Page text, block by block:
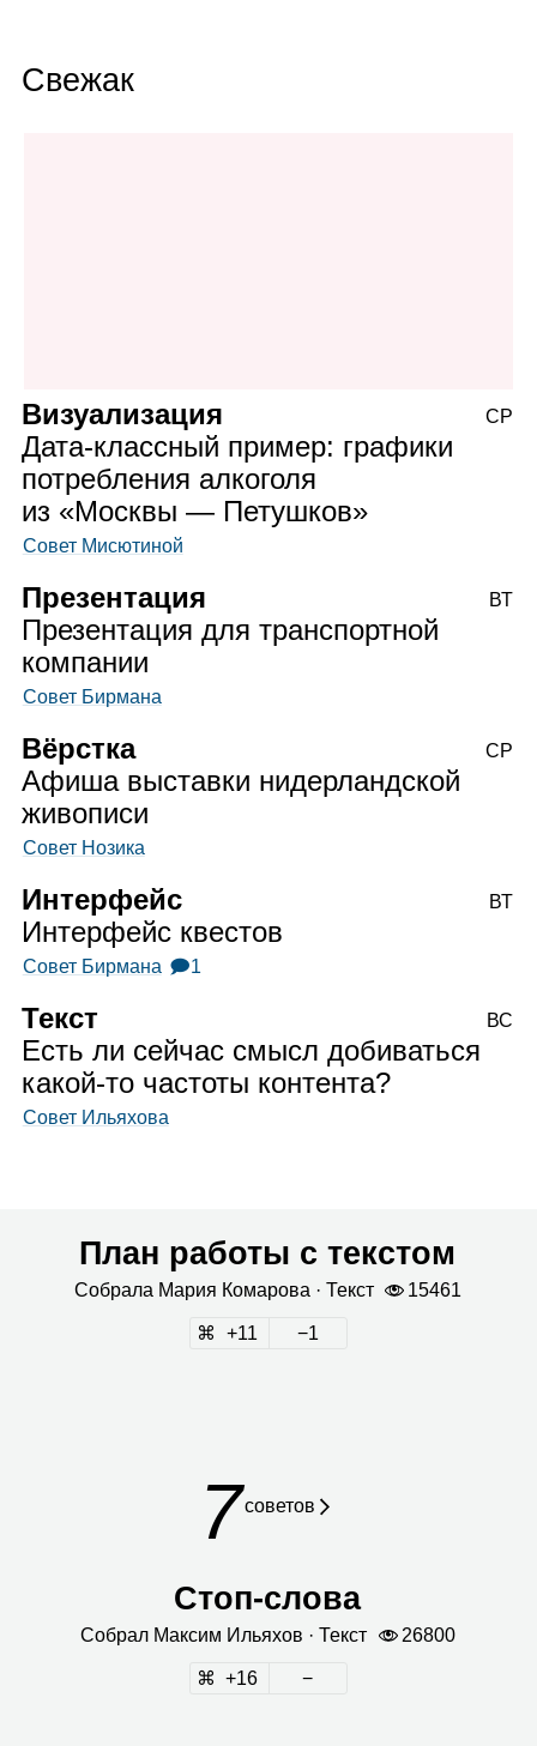
Свежак
Визуализация
Дата‑классный пример: графики
потребления алкоголя
из «Москвы — Петушков»
Совет Мисютиной
СР
Презентация
Презентация для транспортной
компании
Совет Бирмана
ВТ
Вёрстка
Афиша выставки нидерландской
живописи
Совет Нозика
СР
Интерфейс
Интерфейс квестов
Совет Бирмана 🗩1
ВТ
Текст
Есть ли сейчас смысл добиваться
какой‑то частоты контента?
Совет Ильяхова
ВС
План работы с текстом
Собрала Мария Кома­рова · Текст 15461
11 1
7сове­тов
Стоп‑слова
Собрал Мак­сим Илья­хов · Текст 26800
16